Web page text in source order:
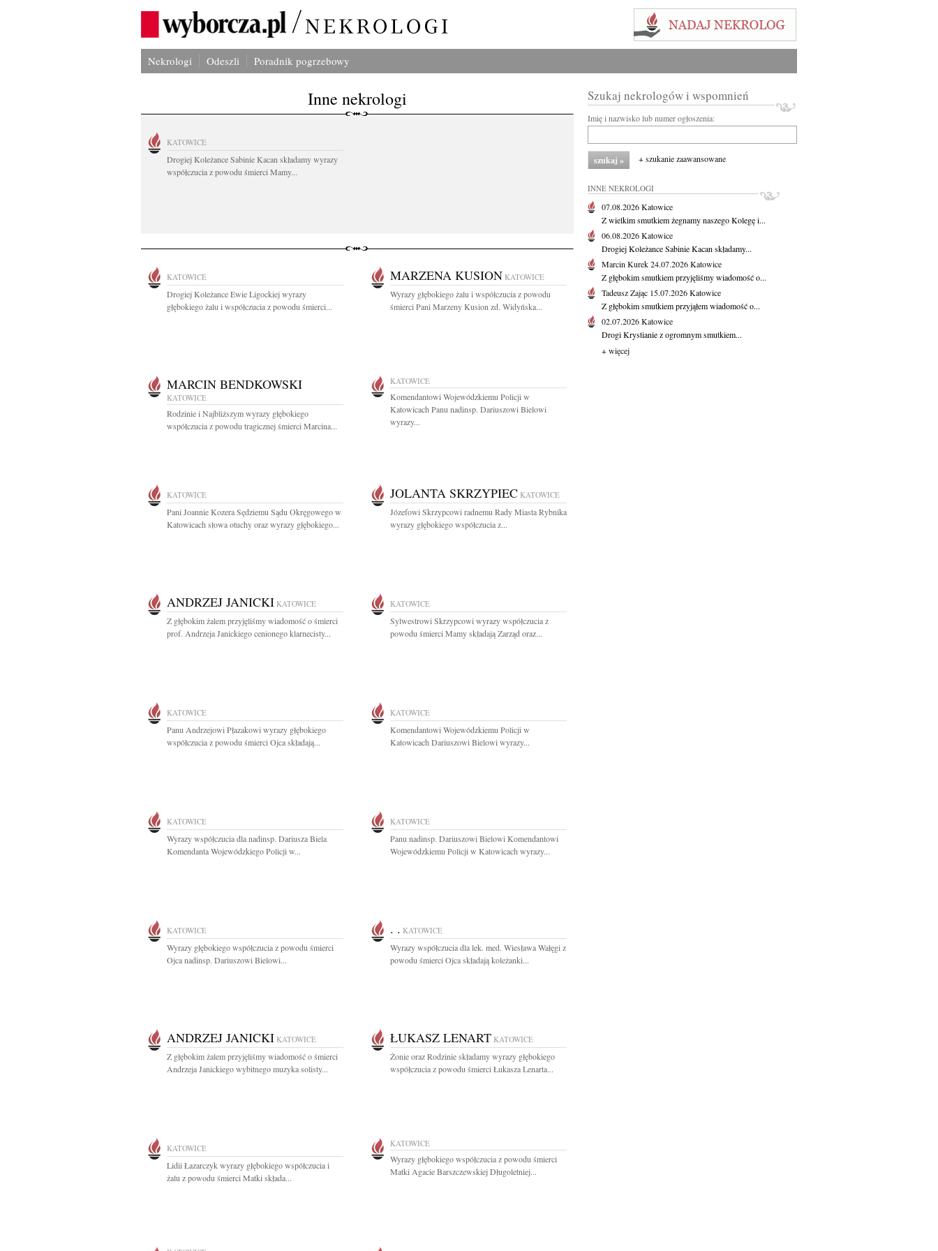
Nekrologi Odeszli Poradnik pogrzebowy
Inne nekrologi
KATOWICE
Drogiej Koleżance Sabinie Kacan składamy wyrazy
współczucia z powodu śmierci Mamy...
KATOWICE
Drogiej Koleżance Ewie Ligockiej wyrazy
głębokiego żalu i współczucia z powodu śmierci...
MARZENA KUSION KATOWICE
Wyrazy głębokiego żalu i współczucia z powodu
śmierci Pani Marzeny Kusion zd. Widyńska...
MARCIN BENDKOWSKI
KATOWICE
Rodzinie i Najbliższym wyrazy głębokiego
współczucia z powodu tragicznej śmierci Marcina...
KATOWICE
Komendantowi Wojewódzkiemu Policji w
Katowicach Panu nadinsp. Dariuszowi Bielowi
wyrazy...
KATOWICE
Pani Joannie Kozera Sędziemu Sądu Okręgowego w
Katowicach słowa otuchy oraz wyrazy głębokiego...
JOLANTA SKRZYPIEC KATOWICE
Józefowi Skrzypcowi radnemu Rady Miasta Rybnika
wyrazy głębokiego współczucia z...
ANDRZEJ JANICKI KATOWICE
Z głębokim żalem przyjęliśmy wiadomość o śmierci
prof. Andrzeja Janickiego cenionego klarnecisty...
KATOWICE
Sylwestrowi Skrzypcowi wyrazy współczucia z
powodu śmierci Mamy składają Zarząd oraz...
KATOWICE
Panu Andrzejowi Płazakowi wyrazy głębokiego
współczucia z powodu śmierci Ojca składają...
KATOWICE
Komendantowi Wojewódzkiemu Policji w
Katowicach Dariuszowi Bielowi wyrazy...
KATOWICE
Wyrazy współczucia dla nadinsp. Dariusza Biela
Komendanta Wojewódzkiego Policji w...
KATOWICE
Panu nadinsp. Dariuszowi Bielowi Komendantowi
Wojewódzkiemu Policji w Katowicach wyrazy...
KATOWICE
Wyrazy głębokiego współczucia z powodu śmierci
Ojca nadinsp. Dariuszowi Bielowi...
. . KATOWICE
Wyrazy współczucia dla lek. med. Wiesława Wałęgi z
powodu śmierci Ojca składają koleżanki...
ANDRZEJ JANICKI KATOWICE
Z głębokim żalem przyjęliśmy wiadomość o śmierci
Andrzeja Janickiego wybitnego muzyka solisty...
ŁUKASZ LENART KATOWICE
Żonie oraz Rodzinie składamy wyrazy głębokiego
współczucia z powodu śmierci Łukasza Lenarta...
KATOWICE
Lidii Łazarczyk wyrazy głębokiego współczucia i
żalu z powodu śmierci Matki składa...
KATOWICE
Wyrazy głębokiego współczucia z powodu śmierci
Matki Agacie Barszczewskiej Długoletniej...
Szukaj nekrologów i wspomnień
Imię i nazwisko lub numer ogłoszenia:
+ szukanie zaawansowane
INNE NEKROLOGI
07.08.2026Katowice
Z wielkim smutkiem żegnamy naszego Kolegę i...
06.08.2026Katowice
Drogiej Koleżance Sabinie Kacan składamy...
Marcin Kurek24.07.2026Katowice
Z głębokim smutkiem przyjęliśmy wiadomość o...
Tadeusz Zając 15.07.2026Katowice
Z głębokim smutkiem przyjąłem wiadomość o...
02.07.2026Katowice
Drogi Krystianie z ogromnym smutkiem...
+ więcej